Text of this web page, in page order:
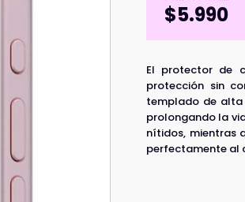
$5.990
El protector de
protección sin
templado de alta
prolongando la
nítidos, mientras
perfectamente al